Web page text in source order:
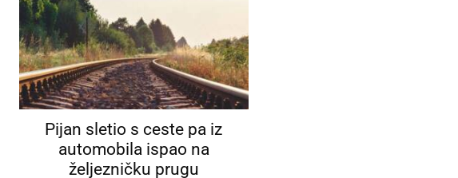
Pijan sletio s ceste pa iz
automobila ispao na
željezničku prugu